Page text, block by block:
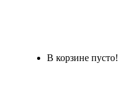
В корзине пусто!